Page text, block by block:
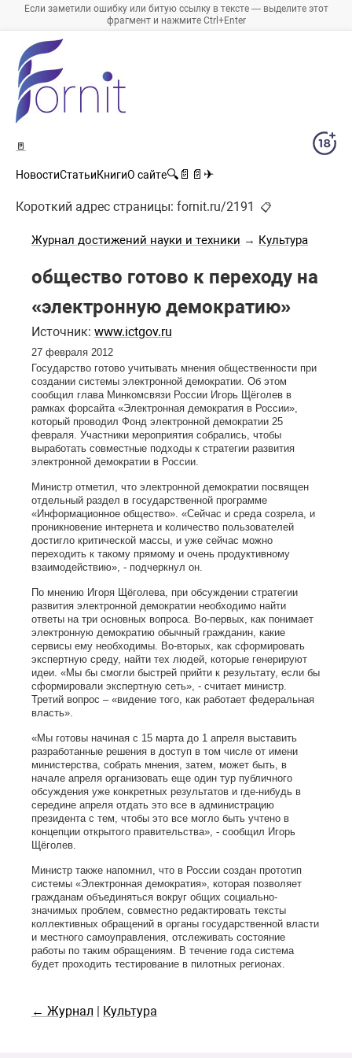
Если заметили ошибку или битую ссылку в тексте — выделите этот
фрагмент и нажмите Ctrl+Enter
🚪
НовостиСтатьиКнигиО сайте🔍 📄 📄 ✈
Короткий адрес страницы: fornit.ru/2191 📋
Журнал достижений науки и техники → Культура
общество готово к переходу на
«электронную демократию»
Источник: www.ictgov.ru
27 февраля 2012
Государство готово учитывать мнения общественности при
создании системы электронной демократии. Об этом
сообщил глава Минкомсвязи России Игорь Щёголев в
рамках форсайта «Электронная демократия в России»,
который проводил Фонд электронной демократии 25
февраля. Участники мероприятия собрались, чтобы
выработать совместные подходы к стратегии развития
электронной демократии в России.
Министр отметил, что электронной демократии посвящен
отдельный раздел в государственной программе
«Информационное общество». «Сейчас и среда созрела, и
проникновение интернета и количество пользователей
достигло критической массы, и уже сейчас можно
переходить к такому прямому и очень продуктивному
взаимодействию», - подчеркнул он.
По мнению Игоря Щёголева, при обсуждении стратегии
развития электронной демократии необходимо найти
ответы на три основных вопроса. Во-первых, как понимает
электронную демократию обычный гражданин, какие
сервисы ему необходимы. Во-вторых, как сформировать
экспертную среду, найти тех людей, которые генерируют
идеи. «Мы бы смогли быстрей прийти к результату, если бы
сформировали экспертную сеть», - считает министр.
Третий вопрос – «видение того, как работает федеральная
власть».
«Мы готовы начиная с 15 марта до 1 апреля выставить
разработанные решения в доступ в том числе от имени
министерства, собрать мнения, затем, может быть, в
начале апреля организовать еще один тур публичного
обсуждения уже конкретных результатов и где-нибудь в
середине апреля отдать это все в администрацию
президента с тем, чтобы это все могло быть учтено в
концепции открытого правительства», - сообщил Игорь
Щёголев.
Министр также напомнил, что в России создан прототип
системы «Электронная демократия», которая позволяет
гражданам объединяться вокруг общих социально-
значимых проблем, совместно редактировать тексты
коллективных обращений в органы государственной власти
и местного самоуправления, отслеживать состояние
работы по таким обращениям. В течение года система
будет проходить тестирование в пилотных регионах.
← Журнал | Культура